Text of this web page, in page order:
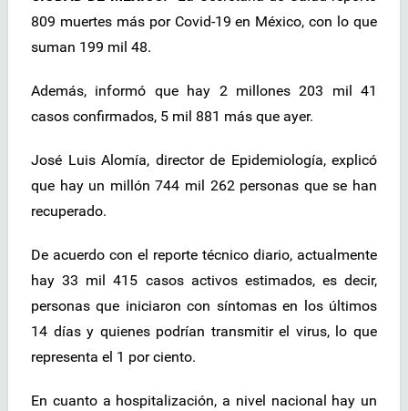
809 muertes más por Covid-19 en México, con lo que
suman 199 mil 48.
Además, informó que hay 2 millones 203 mil 41
casos confirmados, 5 mil 881 más que ayer.
José Luis Alomía, director de Epidemiología, explicó
que hay un millón 744 mil 262 personas que se han
recuperado.
De acuerdo con el reporte técnico diario, actualmente
hay 33 mil 415 casos activos estimados, es decir,
personas que iniciaron con síntomas en los últimos
14 días y quienes podrían transmitir el virus, lo que
representa el 1 por ciento.
En cuanto a hospitalización, a nivel nacional hay un